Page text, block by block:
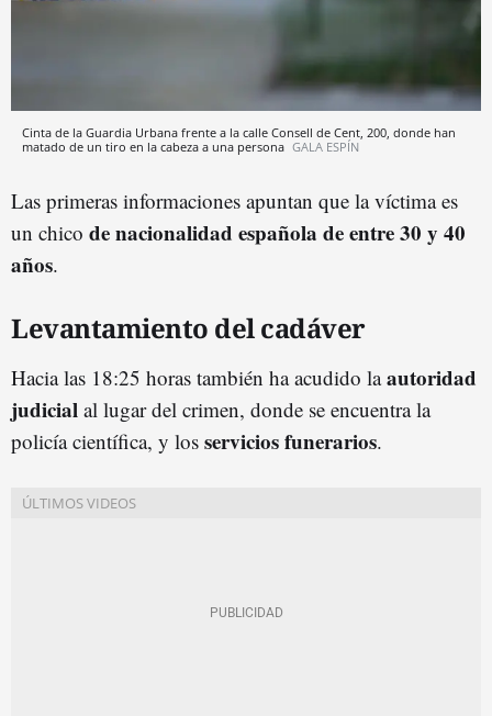
Cinta de la Guardia Urbana frente a la calle Consell de Cent, 200, donde han
matado de un tiro en la cabeza a una persona GALA ESPÍN
Las primeras informaciones apuntan que la víctima es
un chico de nacionalidad española de entre 30 y 40
años.
Levantamiento del cadáver
Hacia las 18:25 horas también ha acudido laautoridad
judicial al lugar del crimen, donde se encuentra la
policía científica, y los servicios funerarios.